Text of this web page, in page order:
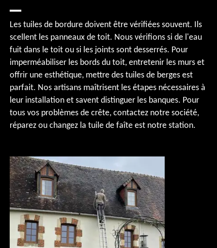
Les tuiles de bordure doivent être vérifiées souvent. Ils
scellent les panneaux de toit. Nous vérifions si de l'eau
fuit dans le toit ou si les joints sont desserrés. Pour
imperméabiliser les bords du toit, entretenir les murs et
offrir une esthétique, mettre des tuiles de berges est
parfait. Nos artisans maîtrisent les étapes nécessaires à
leur installation et savent distinguer les banques. Pour
tous vos problèmes de crête, contactez notre société,
réparez ou changez la tuile de faîte est notre station.